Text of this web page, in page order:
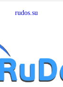
rudos.su